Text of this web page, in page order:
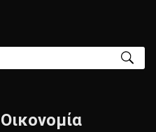
Οικονομία